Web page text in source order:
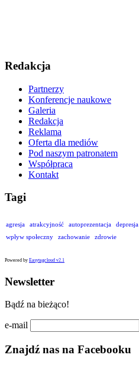
Redakcja
Partnerzy
Konferencje naukowe
Galeria
Redakcja
Reklama
Oferta dla mediów
Pod naszym patronatem
Współpraca
Kontakt
Tagi
agresja atrakcyjność autoprezentacja depresja
wpływ społeczny
zachowanie zdrowie
Powered by Easytagcloud v2.1
Newsletter
Bądź na bieżąco!
e-mail
Znajdź nas na Facebooku